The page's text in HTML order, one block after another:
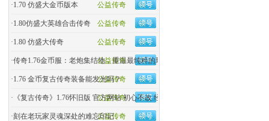
公益传奇
·1.70 仿盛大金币版本
公益传奇
·1.80仿盛大英雄合击传奇
公益传奇
·1.80 仿盛大传奇
公益传奇
·传奇1.76金币服：老炮集结地，重温最纯粹的玛法热血！
公益传奇
·1.76 金币复古传奇装备能发光吗？
公益传奇
· 《复古传奇》1.76怀旧版 官方网站 初心不改 经典回归
公益传奇
·刻在老玩家灵魂深处的难忘印记